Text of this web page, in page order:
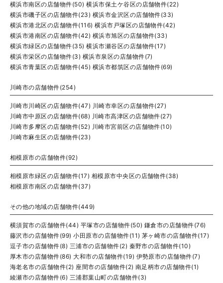
横浜市南区の店舗物件(50) 横浜市保土ケ谷区の店舗物件(22)
横浜市磯子区の店舗物件(23) 横浜市金沢区の店舗物件(33)
横浜市港北区の店舗物件(116) 横浜市戸塚区の店舗物件(42)
横浜市港南区の店舗物件(42) 横浜市旭区の店舗物件(33)
横浜市緑区の店舗物件(35) 横浜市瀬谷区の店舗物件(17)
横浜市栄区の店舗物件(3) 横浜市泉区の店舗物件(7)
横浜市青葉区の店舗物件(45) 横浜市都筑区の店舗物件(69)
川崎市の店舗物件(254)
川崎市川崎区の店舗物件(47) 川崎市幸区の店舗物件(27)
川崎市中原区の店舗物件(68) 川崎市高津区の店舗物件(27)
川崎市多摩区の店舗物件(52) 川崎市宮前区の店舗物件(10)
川崎市麻生区の店舗物件(23)
相模原市の店舗物件(92)
相模原市緑区の店舗物件(17) 相模原市中央区の店舗物件(38)
相模原市南区の店舗物件(37)
その他の地域の店舗物件(449)
横須賀市の店舗物件(44) 平塚市の店舗物件(50) 鎌倉市の店舗物件(76)
藤沢市の店舗物件(99) 小田原市の店舗物件(11) 茅ヶ崎市の店舗物件(17)
逗子市の店舗物件(8) 三浦市の店舗物件(2) 秦野市の店舗物件(10)
厚木市の店舗物件(86) 大和市の店舗物件(19) 伊勢原市の店舗物件(7)
海老名市の店舗物件(2) 座間市の店舗物件(2) 南足柄市の店舗物件(1)
綾瀬市の店舗物件(6) 三浦郡葉山町の店舗物件(3)